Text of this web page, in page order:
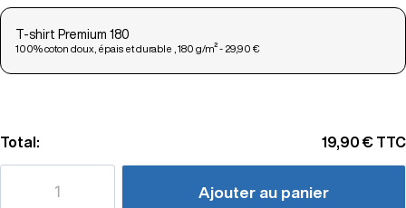
T-shirt Premium 180
100% coton doux, épais et durable , 180 g/m² - 29,90 €
Total: 19,90 € TTC
Ajouter au panier